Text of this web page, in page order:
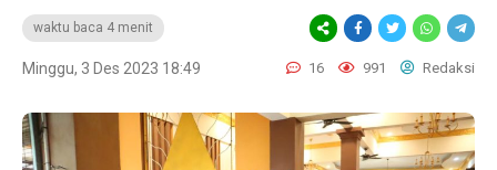
waktu baca 4 menit
Minggu, 3 Des 2023 18:49 16 991 Redaksi